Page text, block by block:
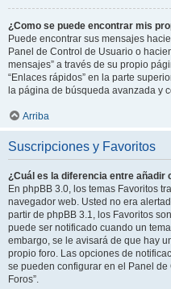
¿Como se puede encontrar mis
Puede encontrar sus mensajes
Panel de Control de Usuario o
mensajes” a través de su propio
“Enlaces rápidos” en la parte
la página de búsqueda avanzada y
Arriba
Suscripciones y Favoritos
¿Cuál es la diferencia entre
En phpBB 3.0, los temas Favoritos
navegador web. Usted no era
partir de phpBB 3.1, los Favoritos
puede ser notificado cuando un
embargo, se le avisará de que hay
propio foro. Las opciones de
se pueden configurar en el Panel
Foros”.